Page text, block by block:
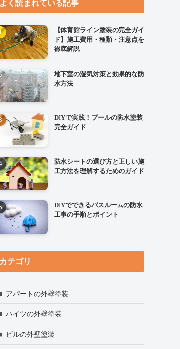
よく読まれている記事
【体育館ライン塗装の完全ガイ
ド】施工費用・種類・注意点を
徹底解説
地下室の湿気対策と効果的な防
水方法
DIYで実践！プールの防水塗装
完全ガイド
防水シートの選び方と正しい施
工方法を理解するためのガイド
DIYでできるバスルームの防水
工事の手順とポイント
カテゴリ
アパートの外壁塗装
ハイツの外壁塗装
ビルの外壁塗装